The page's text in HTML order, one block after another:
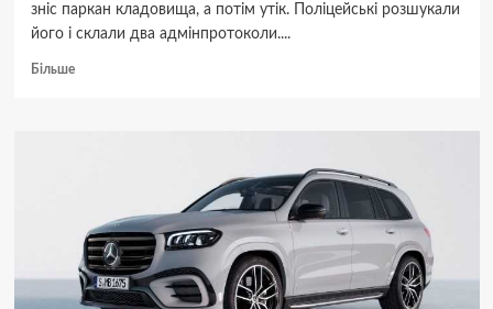
зніс паркан кладовища, а потім утік. Поліцейські розшукали
його і склали два адмінпротоколи....
БільшеДокладніше
водій
влетів
у
паркан